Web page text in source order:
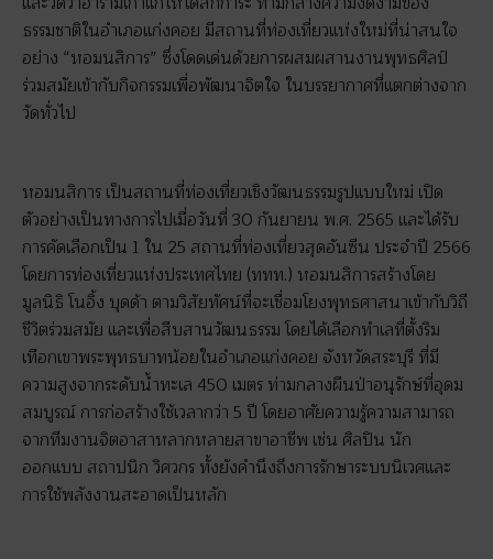
ธรรมชาติในอำเภอแก่งคอย มีสถานที่ท่องเที่ยวแห่งใหม่ที่น่าสนใจ
อย่าง “หอมนสิการ” ซึ่งโดดเด่นด้วยการผสมผสานงานพุทธศิลป์
ร่วมสมัยเข้ากับกิจกรรมเพื่อพัฒนาจิตใจ ในบรรยากาศที่แตกต่างจาก
วัดทั่วไป
หอมนสิการ เป็นสถานที่ท่องเที่ยวเชิงวัฒนธรรมรูปแบบใหม่ เปิด
ตัวอย่างเป็นทางการไปเมื่อวันที่ 30 กันยายน พ.ศ. 2565 และได้รับ
การคัดเลือกเป็น 1 ใน 25 สถานที่ท่องเที่ยวสุดอันซีน ประจำปี 2566
โดยการท่องเที่ยวแห่งประเทศไทย (ททท.) หอมนสิการสร้างโดย
มูลนิธิ โนอิ้ง บุดด้า ตามวิสัยทัศน์ที่จะเชื่อมโยงพุทธศาสนาเข้ากับวิถี
ชีวิตร่วมสมัย และเพื่อสืบสานวัฒนธรรม โดยได้เลือกทำเลที่ตั้งริม
เทือกเขาพระพุทธบาทน้อยในอำเภอแก่งคอย จังหวัดสระบุรี ที่มี
ความสูงจากระดับน้ำทะเล 450 เมตร ท่ามกลางผืนป่าอนุรักษ์ที่อุดม
สมบูรณ์ การก่อสร้างใช้เวลากว่า 5 ปี โดยอาศัยความรู้ความสามารถ
จากทีมงานจิตอาสาหลากหลายสาขาอาชีพ เช่น ศิลปิน นัก
ออกแบบ สถาปนิก วิศวกร ทั้งยังคำนึงถึงการรักษาระบบนิเวศและ
การใช้พลังงานสะอาดเป็นหลัก